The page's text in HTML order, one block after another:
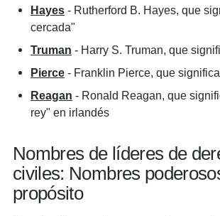
Hayes - Rutherford B. Hayes, que
cercada"
Truman - Harry S. Truman, que
Pierce - Franklin Pierce, que
Reagan - Ronald Reagan, que
rey" en irlandés
Nombres de líderes de
civiles: Nombres
propósito